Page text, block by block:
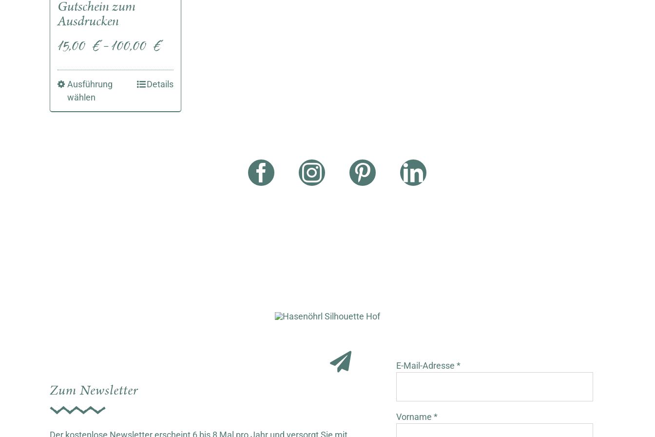
Gutschein zum
Ausdrucken
15,00€ – 100,00€
Ausführung
wählen
Details
Zum Newsletter
Der kostenlose Newsletter erscheint 6 bis 8 Mal pro Jahr und versorgt Sie mit
E-Mail-Adresse *
Vorname *